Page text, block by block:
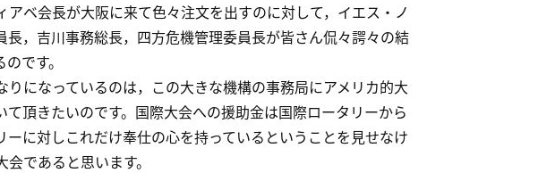
ベ会長が大阪に来て色々注文を出すのに対して，イエス・ノ
，吉川事務総長，四方危機管理委員長が皆さん侃々諤々の結
です。
になっているのは，この大きな機構の事務局にアメリカ的大
頂きたいのです。国際大会への援助金は国際ロータリーから
に対しこれだけ奉仕の心を持っているということを見せなけ
であると思います。